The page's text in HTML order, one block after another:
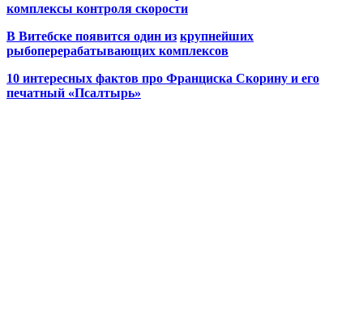
комплексы контроля скорости
В Витебске появится один из крупнейших
рыбоперерабатывающих комплексов
10 интересных фактов про Франциска Скорину и его
печатный «Псалтырь»